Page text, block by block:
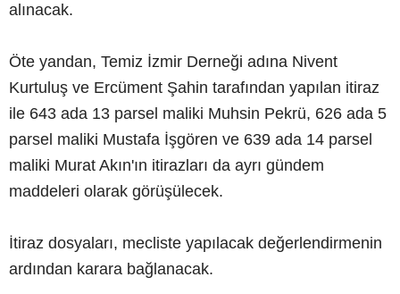
alınacak.
Öte yandan, Temiz İzmir Derneği adına Nivent
Kurtuluş ve Ercüment Şahin tarafından yapılan itiraz
ile 643 ada 13 parsel maliki Muhsin Pekrü, 626 ada 5
parsel maliki Mustafa İşgören ve 639 ada 14 parsel
maliki Murat Akın'ın itirazları da ayrı gündem
maddeleri olarak görüşülecek.
İtiraz dosyaları, mecliste yapılacak değerlendirmenin
ardından karara bağlanacak.